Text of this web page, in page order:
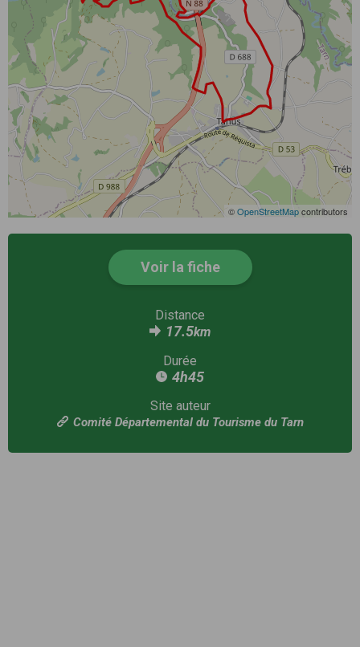
©OpenStreetMapcontributors
Voir la fiche
Distance
17.5km
Durée
4h45
Site auteur
Comité Départemental du Tourisme du Tarn